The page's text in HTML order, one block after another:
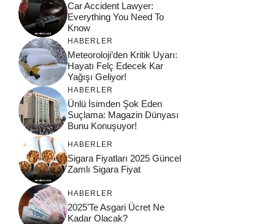
Car Accident Lawyer:
Everything You Need To
Know
HABERLER
Meteoroloji’den Kritik Uyarı:
Hayatı Felç Edecek Kar
Yağışı Geliyor!
HABERLER
Ünlü İsimden Şok Eden
Suçlama: Magazin Dünyası
Bunu Konuşuyor!
HABERLER
Sigara Fiyatları 2025 Güncel
Zamlı Sigara Fiyat
HABERLER
2025’Te Asgari Ücret Ne
Kadar Olacak?